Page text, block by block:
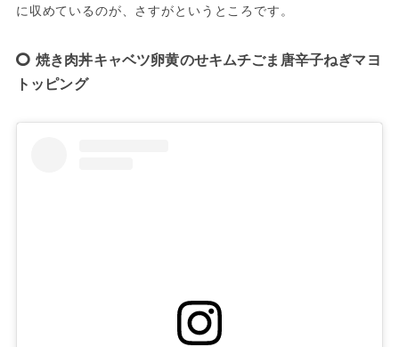
に収めているのが、さすがというところです。
焼き肉丼キャベツ卵黄のせキムチごま唐辛子ねぎマヨ
トッピング